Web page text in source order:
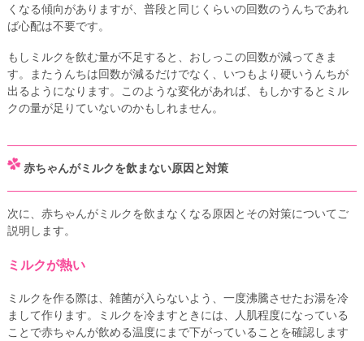
くなる傾向がありますが、普段と同じくらいの回数のうんちであれ
ば心配は不要です。
もしミルクを飲む量が不足すると、おしっこの回数が減ってきま
す。またうんちは回数が減るだけでなく、いつもより硬いうんちが
出るようになります。このような変化があれば、もしかするとミル
クの量が足りていないのかもしれません。
赤ちゃんがミルクを飲まない原因と対策
次に、赤ちゃんがミルクを飲まなくなる原因とその対策についてご
説明します。
ミルクが熱い
ミルクを作る際は、雑菌が入らないよう、一度沸騰させたお湯を冷
まして作ります。ミルクを冷ますときには、人肌程度になっている
ことで赤ちゃんが飲める温度にまで下がっていることを確認します